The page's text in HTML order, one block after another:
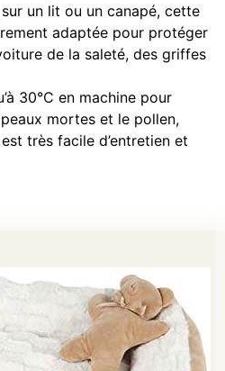
un lit ou un canapé, cette
adaptée pour protéger
de la saleté, des griffes
30°C en machine pour
mortes et le pollen,
très facile d’entretien et